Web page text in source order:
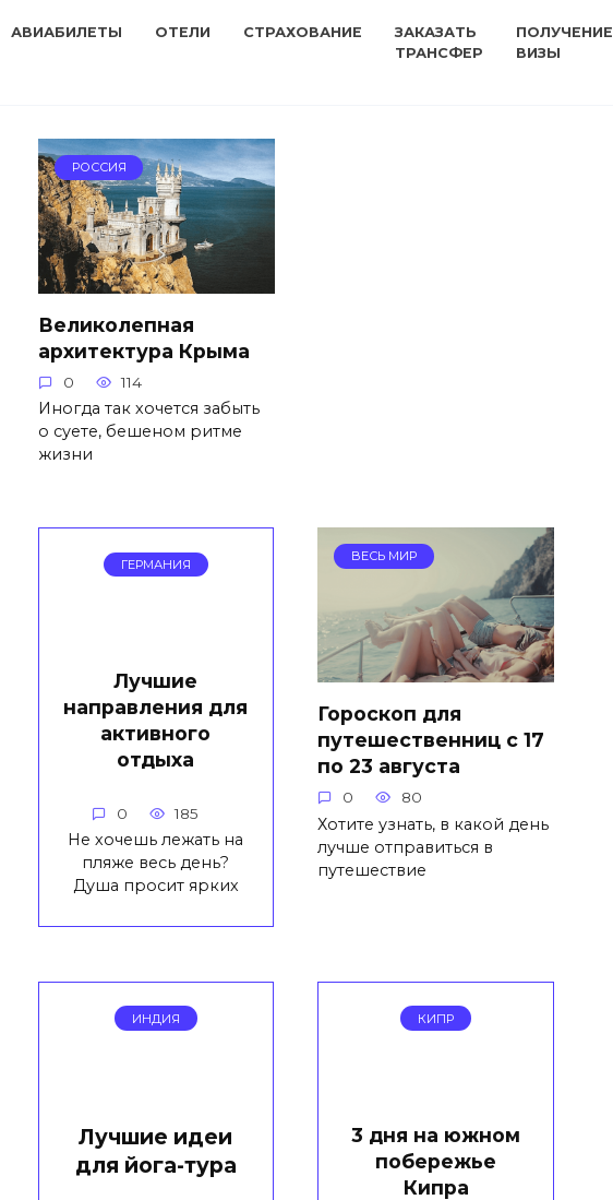
АВИАБИЛЕТЫ ОТЕЛИ СТРАХОВАНИЕ
ЗАКАЗАТЬ
ТРАНСФЕР
ПОЛУЧЕНИЕ
ВИЗЫ
РОССИЯ
Великолепная
архитектура Крыма
0 114
Иногда так хочется забыть
о суете, бешеном ритме
жизни
ГЕРМАНИЯ
Лучшие
направления для
активного
отдыха
0 185
Не хочешь лежать на
пляже весь день?
Душа просит ярких
ВЕСЬ МИР
Гороскоп для
путешественниц с 17
по 23 августа
0 80
Хотите узнать, в какой день
лучше отправиться в
путешествие
ИНДИЯ
Лучшие идеи
для йога-тура
КИПР
3 дня на южном
побережье
Кипра